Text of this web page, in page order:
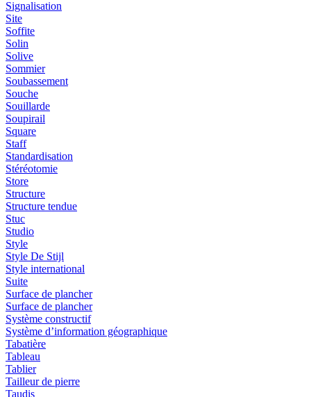
Signalisation
Site
Soffite
Solin
Solive
Sommier
Soubassement
Souche
Souillarde
Soupirail
Square
Staff
Standardisation
Stéréotomie
Store
Structure
Structure tendue
Stuc
Studio
Style
Style De Stijl
Style international
Suite
Surface de plancher
Surface de plancher
Système constructif
Système d’information géographique
Tabatière
Tableau
Tablier
Tailleur de pierre
Taudis